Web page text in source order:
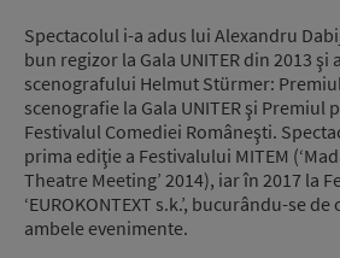
Spectacolul i-a adus lui Alexandru
bun regizor la Gala UNITER din 2013
scenografului Helmut Stürmer:
scenografie la Gala UNITER şi Premiul
Festivalul Comediei Româneşti.
prima ediţie a Festivalului MITEM
Theatre Meeting’ 2014), iar în 2017 la
‘EUROKONTEXT s.k.’, bucurându-se
ambele evenimente.